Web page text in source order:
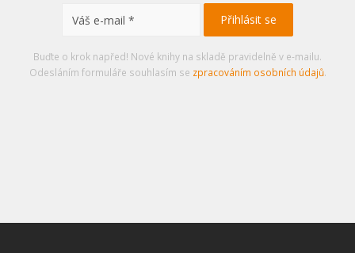
Buďte o krok napřed! Nové knihy na skladě pravidelně v e-mailu.
Odesláním formuláře souhlasím se zpracováním osobních údajů.